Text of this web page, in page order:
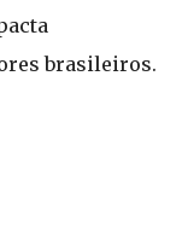
brasileiros.